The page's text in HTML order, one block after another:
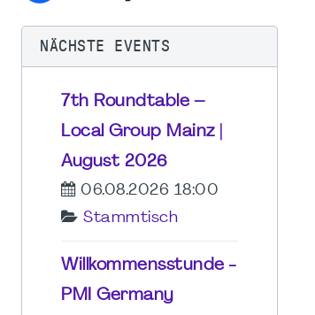
NÄCHSTE EVENTS
7th Roundtable –
Local Group Mainz |
August 2026
06.08.2026 18:00
Stammtisch
Willkommensstunde -
PMI Germany